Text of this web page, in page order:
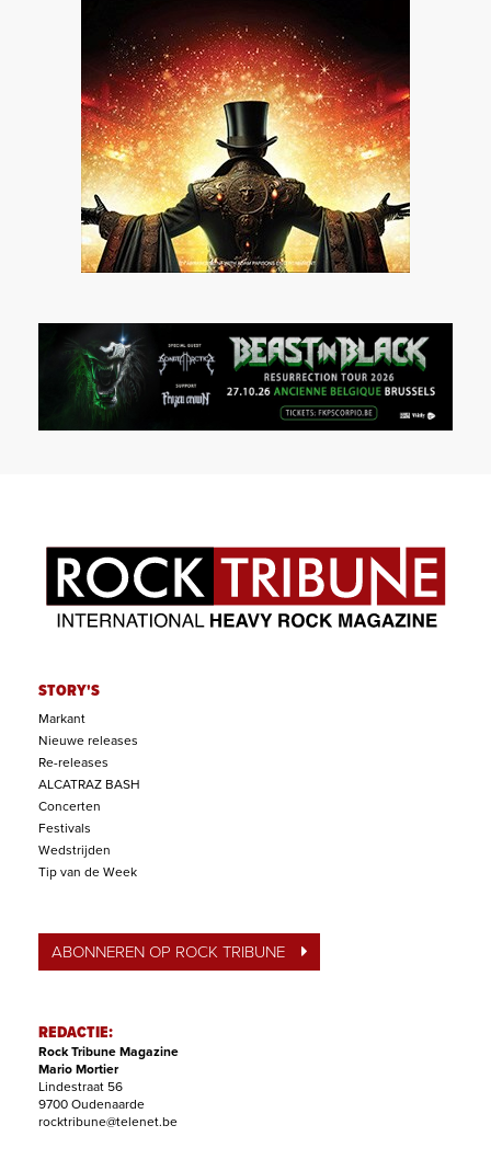
STORY'S
Markant
Nieuwe releases
Re-releases
ALCATRAZ BASH
Concerten
Festivals
Wedstrijden
Tip van de Week
ABONNEREN OP ROCK TRIBUNE
REDACTIE:
Rock Tribune Magazine
Mario Mortier
Lindestraat 56
9700 Oudenaarde
rocktribune@telenet.be